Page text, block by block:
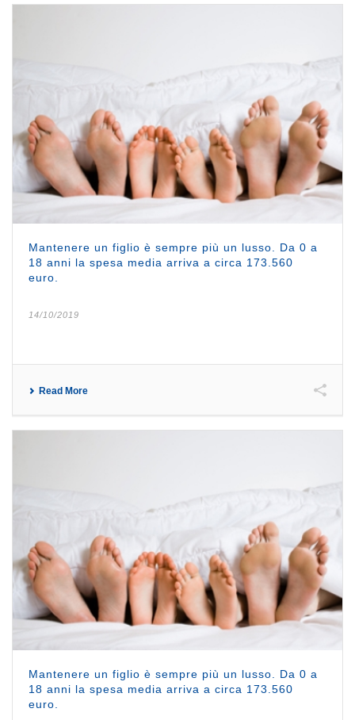
Mantenere un figlio è sempre più un lusso. Da 0 a
18 anni la spesa media arriva a circa 173.560
euro.
14/10/2019
Read More
Mantenere un figlio è sempre più un lusso. Da 0 a
18 anni la spesa media arriva a circa 173.560
euro.